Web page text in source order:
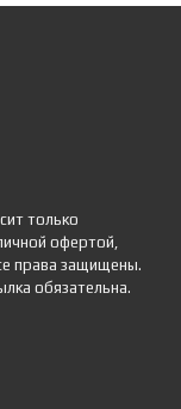
только
офертой,
права защищены.
обязательна.